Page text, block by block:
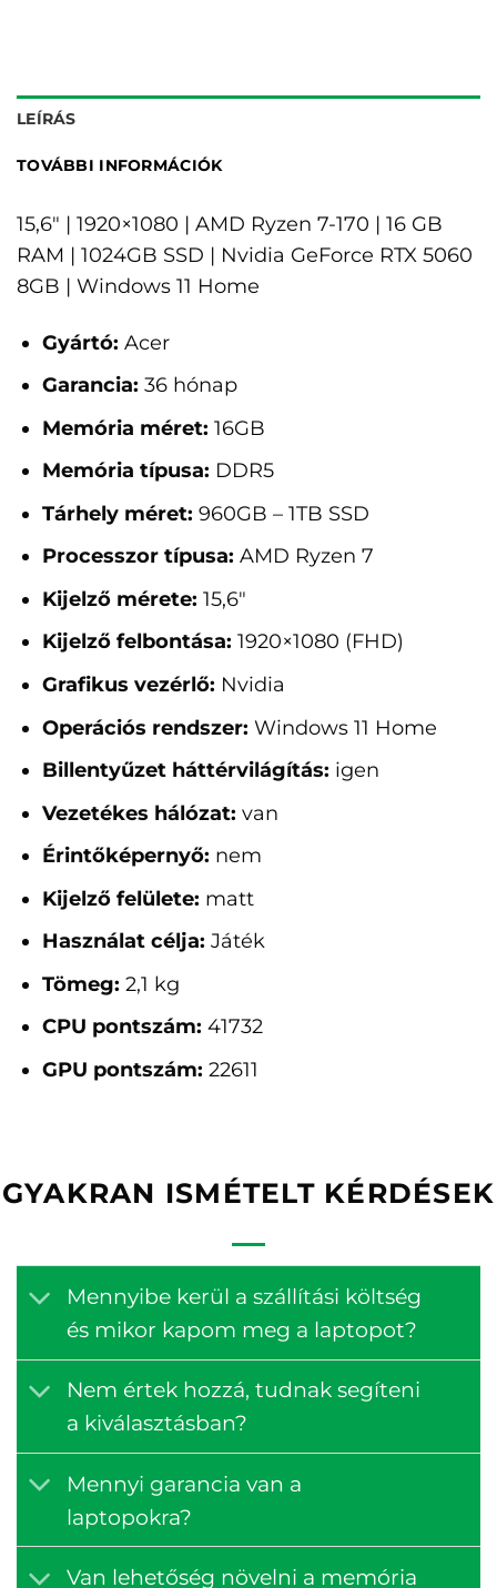
LEÍRÁS
TOVÁBBI INFORMÁCIÓK
15,6" | 1920×1080 | AMD Ryzen 7-170 | 16 GB
RAM | 1024GB SSD | Nvidia GeForce RTX 5060
8GB | Windows 11 Home
Gyártó: Acer
Garancia: 36 hónap
Memória méret: 16GB
Memória típusa: DDR5
Tárhely méret: 960GB – 1TB SSD
Processzor típusa: AMD Ryzen 7
Kijelző mérete: 15,6"
Kijelző felbontása: 1920×1080 (FHD)
Grafikus vezérlő: Nvidia
Operációs rendszer: Windows 11 Home
Billentyűzet háttérvilágítás: igen
Vezetékes hálózat: van
Érintőképernyő: nem
Kijelző felülete: matt
Használat célja: Játék
Tömeg: 2,1 kg
CPU pontszám: 41732
GPU pontszám: 22611
GYAKRAN ISMÉTELT KÉRDÉSEK
Mennyibe kerül a szállítási költség
és mikor kapom meg a laptopot?
Nem értek hozzá, tudnak segíteni
a kiválasztásban?
Mennyi garancia van a
laptopokra?
Van lehetőség növelni a memória